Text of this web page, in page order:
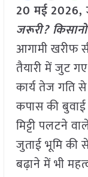
20 मई2026,
जरूरी?
आगामी खरीफ
तैयारी में जुट गए
कार्य तेज गति
कपास की बुवाई
मिट्टी पलटने
जुताई भूमि की
बढ़ाने में भी